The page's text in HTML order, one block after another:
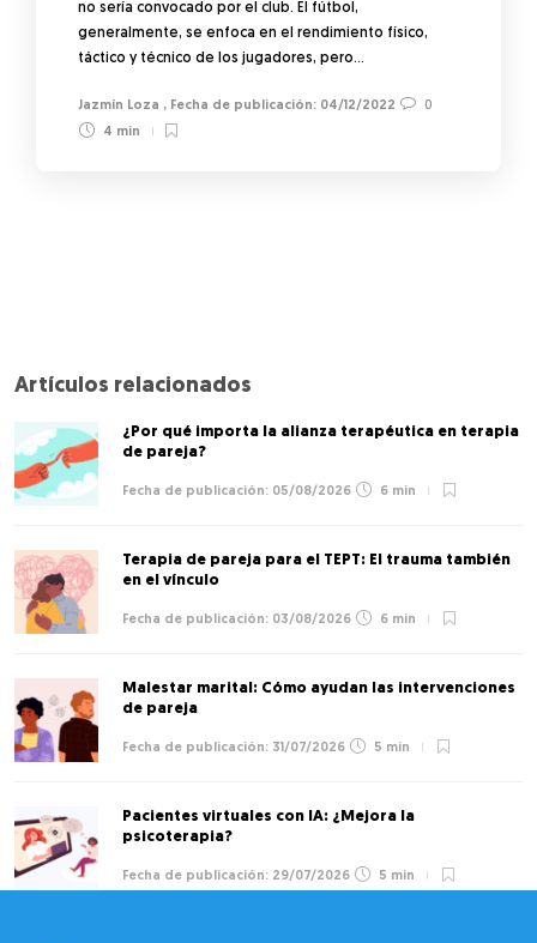
no sería convocado por el club. El fútbol,
generalmente, se enfoca en el rendimiento físico,
táctico y técnico de los jugadores, pero…
Jazmín Loza , 04/12/2022
0
4 min
Artículos relacionados
¿Por qué importa la alianza terapéutica en terapia
de pareja?
05/08/2026 6 min
Terapia de pareja para el TEPT: El trauma también
en el vínculo
03/08/2026 6 min
Malestar marital: Cómo ayudan las intervenciones
de pareja
31/07/2026 5 min
Pacientes virtuales con IA: ¿Mejora la
psicoterapia?
29/07/2026 5 min